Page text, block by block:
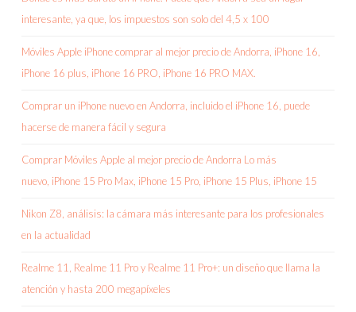
interesante, ya que, los impuestos son solo del 4,5 x 100
Móviles Apple iPhone comprar al mejor precio de Andorra, iPhone 16,
iPhone 16 plus, iPhone 16 PRO, iPhone 16 PRO MAX.
Comprar un iPhone nuevo en Andorra, incluido el iPhone 16, puede
hacerse de manera fácil y segura
Comprar Móviles Apple al mejor precio de Andorra Lo más
nuevo, iPhone 15 Pro Max, iPhone 15 Pro, iPhone 15 Plus, iPhone 15
Nikon Z8, análisis: la cámara más interesante para los profesionales
en la actualidad
Realme 11, Realme 11 Pro y Realme 11 Pro+: un diseño que llama la
atención y hasta 200 megapíxeles